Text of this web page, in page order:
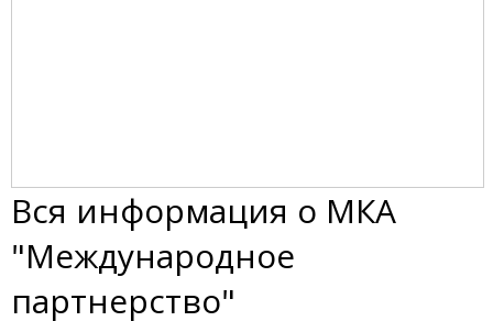
Вся информация о МКА
"Международное
партнерство"